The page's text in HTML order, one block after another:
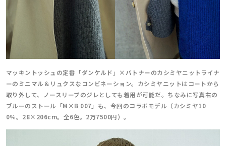
マッキントッシュの定番「ダンケルド」×バトナーのカシミヤニットライナ
ーのミニマル＆リュクスなコンビネーション。カシミヤニットはコートから
取り外して、ノースリーブのジレとしても着用が可能だ。ちなみに写真右の
ブルーのストール「M×B 007」も、今回のコラボモデル（カシミヤ10
0％。28×206cm。全6色。2万7500円）。